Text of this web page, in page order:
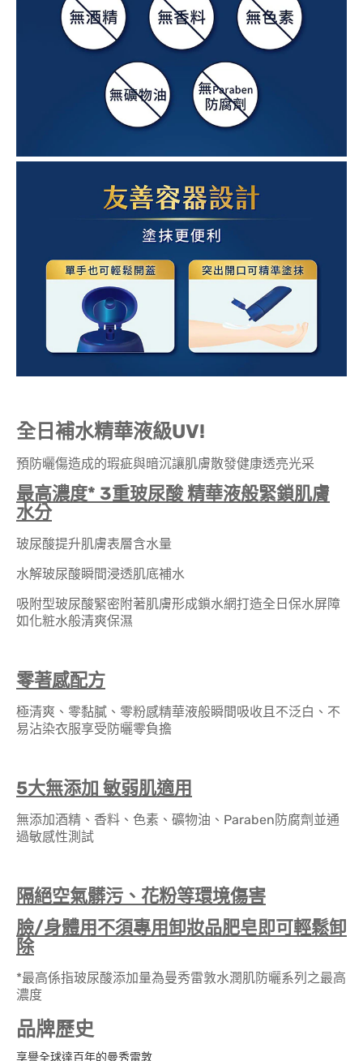
全日補水精華液級UV!
預防曬傷造成的瑕疵與暗沉讓肌膚散發健康透亮光采
最高濃度* 3重玻尿酸 精華液般緊鎖肌膚
水分
玻尿酸提升肌膚表層含水量
水解玻尿酸瞬間浸透肌底補水
吸附型玻尿酸緊密附著肌膚形成鎖水網打造全日保水屏障
如化粧水般清爽保濕
零著感配方
極清爽、零黏膩、零粉感精華液般瞬間吸收且不泛白、不
易沾染衣服享受防曬零負擔
5大無添加 敏弱肌適用
無添加酒精、香料、色素、礦物油、Paraben防腐劑並通
過敏感性測試
隔絕空氣髒污、花粉等環境傷害
臉/身體用不須專用卸妝品肥皂即可輕鬆卸
除
*最高係指玻尿酸添加量為曼秀雷敦水潤肌防曬系列之最高
濃度
品牌歷史
享譽全球達百年的曼秀雷敦